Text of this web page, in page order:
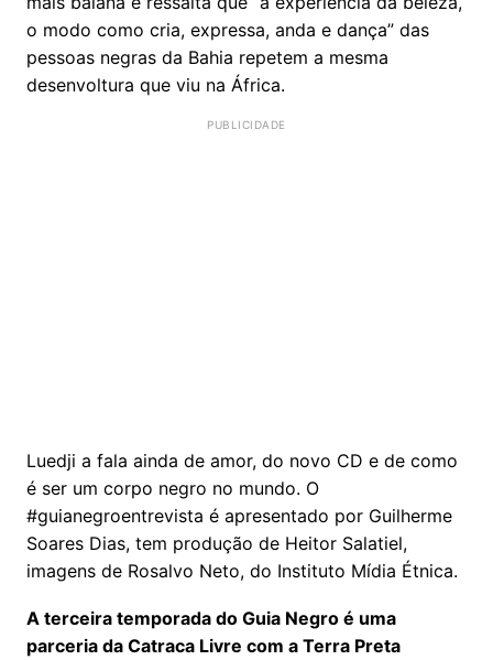
o modo como cria, expressa, anda e dança” das
pessoas negras da Bahia repetem a mesma
desenvoltura que viu na África.
Luedji a fala ainda de amor, do novo CD e de como
é ser um corpo negro no mundo. O
#guianegroentrevista é apresentado por Guilherme
Soares Dias, tem produção de Heitor Salatiel,
imagens de Rosalvo Neto, do Instituto Mídia Étnica.
A terceira temporada do Guia Negro é uma
parceria da Catraca Livre com a Terra Preta